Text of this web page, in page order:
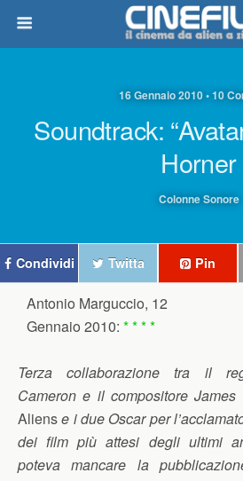
16 Gennaio 2010 • 10
Soundtrack:
Horner
Colonne Sonore
Condividi Twitta Pin
Antonio Marguccio, 12
Gennaio 2010: * * * *
Terza collaborazione tra il
Cameron e il compositore James
Aliense i due Oscar per
dei film più attesi degli ultimi
poteva mancare la